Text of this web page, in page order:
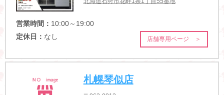
営業時間： 10:00～19:00
定休日： なし 店舗専用ページ ＞
札幌琴似店